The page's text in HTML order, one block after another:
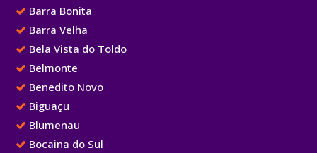
Barra Bonita
Barra Velha
Bela Vista do Toldo
Belmonte
Benedito Novo
Biguaçu
Blumenau
Bocaina do Sul